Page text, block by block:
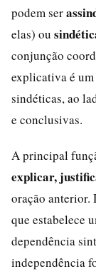
podem ser
elas) ou
conjunção
explicativa é
sindéticas, ao
e conclusivas.
A principal
explicar,
oração anterior.
que estabelece
dependência
independência